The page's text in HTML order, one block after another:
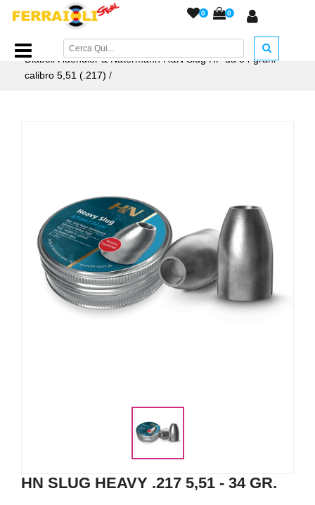
0 0
Home Page/PIOMBINI/Piombini H&N cal. 5,5 - 6,35....
Diaboli Haendler & Natermann H&N Slug HP da 34 grani
calibro 5,51 (.217) /
HN SLUG HEAVY .217 5,51 - 34 GR.